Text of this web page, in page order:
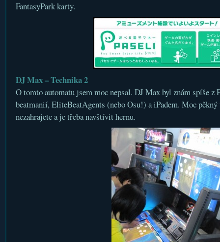
FantasyPark karty.
DJ Max – Technika 2
O tomto automatu jsem moc nepsal. DJ Max byl znám spíše z
beatmanií, EliteBeatAgents (nebo Osu!) a iPadem. Moc
nezahrajete a je třeba navštívit hernu.